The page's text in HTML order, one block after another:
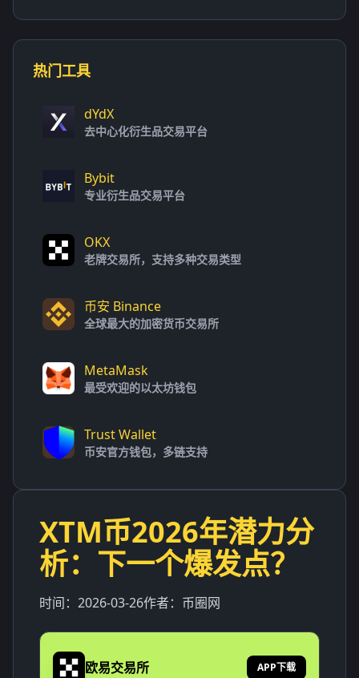
XTM币2026年潜力分
析：下一个爆发点？
时间： 2026-03-26作者： 币圈网
欧易交易所 APP下载
热门工具
dYdX
去中心化衍生品交易平台
Bybit
专业衍生品交易平台
OKX
老牌交易所，支持多种交易类型
币安 Binance
全球最大的加密货币交易所
MetaMask
最受欢迎的以太坊钱包
Trust Wallet
币安官方钱包，多链支持